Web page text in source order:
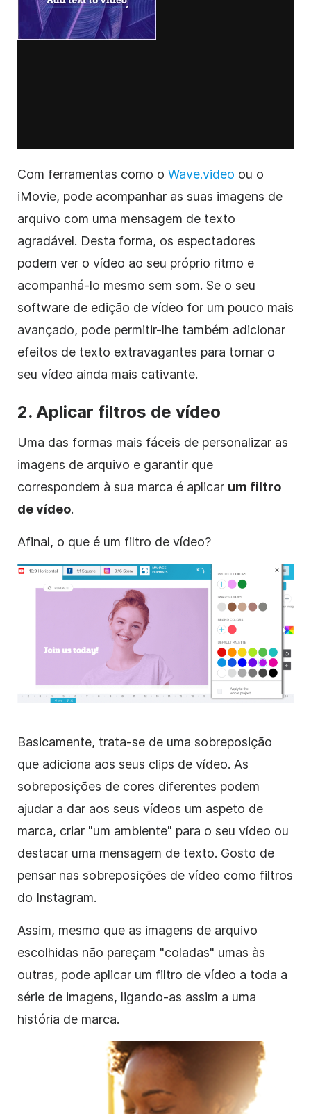
Com ferramentas como o Wave.video ou o
iMovie, pode acompanhar as suas imagens de
arquivo com uma mensagem de texto
agradável. Desta forma, os espectadores
podem ver o vídeo ao seu próprio ritmo e
acompanhá-lo mesmo sem som. Se o seu
software de edição de vídeo for um pouco mais
avançado, pode permitir-lhe também adicionar
efeitos de texto extravagantes para tornar o
seu vídeo ainda mais cativante.
2. Aplicar filtros de vídeo
Uma das formas mais fáceis de personalizar as
imagens de arquivo e garantir que
correspondem à sua marca é aplicar um filtro
de vídeo.
Afinal, o que é um filtro de vídeo?
Basicamente, trata-se de uma sobreposição
que adiciona aos seus clips de vídeo. As
sobreposições de cores diferentes podem
ajudar a dar aos seus vídeos um aspeto de
marca, criar "um ambiente" para o seu vídeo ou
destacar uma mensagem de texto. Gosto de
pensar nas sobreposições de vídeo como filtros
do Instagram.
Assim, mesmo que as imagens de arquivo
escolhidas não pareçam "coladas" umas às
outras, pode aplicar um filtro de vídeo a toda a
série de imagens, ligando-as assim a uma
história de marca.